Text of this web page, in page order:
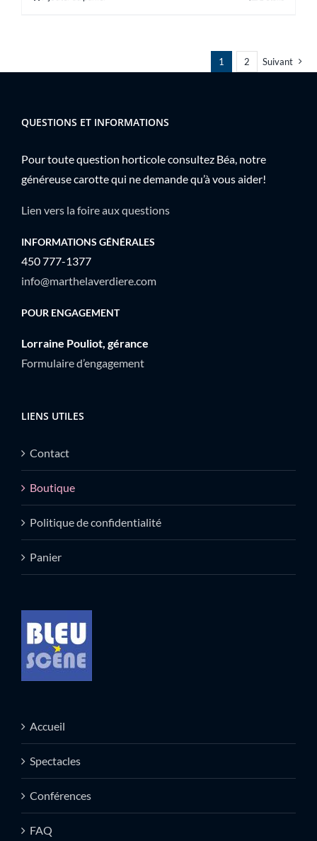
1 2 Suivant
QUESTIONS ET INFORMATIONS
Pour toute question horticole consultez Béa, notre
généreuse carotte qui ne demande qu’à vous aider!
Lien vers la foire aux questions
INFORMATIONS GÉNÉRALES
450 777-1377
info@marthelaverdiere.com
POUR ENGAGEMENT
Lorraine Pouliot, gérance
Formulaire d’engagement
LIENS UTILES
Contact
Boutique
Politique de confidentialité
Panier
Accueil
Spectacles
Conférences
FAQ